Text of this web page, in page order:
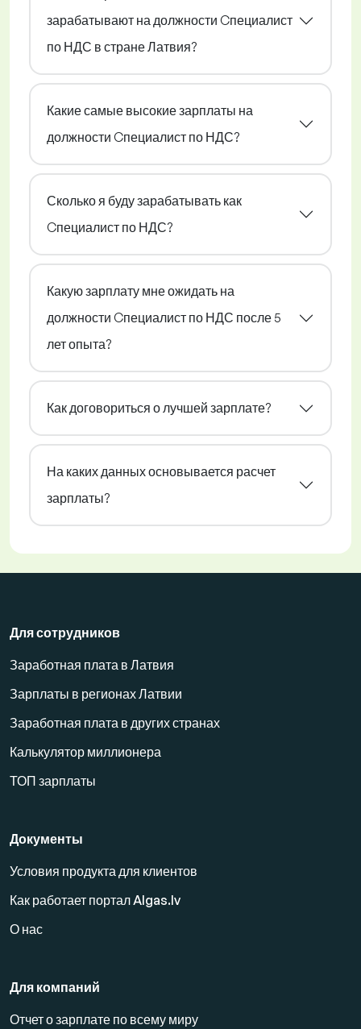
зарабатывают на должности Cпециалист
по НДС в стране Латвия?
Какие самые высокие зарплаты на
должности Cпециалист по НДС?
Сколько я буду зарабатывать как
Cпециалист по НДС?
Какую зарплату мне ожидать на
должности Cпециалист по НДС после 5
лет опыта?
Как договориться о лучшей зарплате?
На каких данных основывается расчет
зарплаты?
Для сотрудников
Заработная плата в Латвия
Зарплаты в регионах Латвии
Заработная плата в других странах
Калькулятор миллионера
ТОП зарплаты
Документы
Условия продукта для клиентов
Как работает портал Algas.lv
О нас
Для компаний
Отчет о зарплате по всему миру